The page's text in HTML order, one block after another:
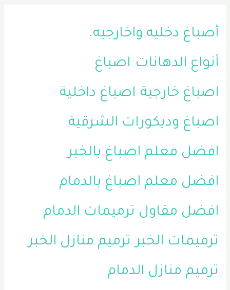
أصباغ دخليه واخارجيه.
أنواع الدهانات اصباغ
اصباغ خارجية اصباغ داخلية
اصباغ وديكورات الشرقية
افضل معلم اصباغ بالخبر
افضل معلم اصباغ بالدمام
افضل مقاول ترميمات الدمام
ترميمات الخبر ترميم منازل الخبر
ترميم منازل الدمام